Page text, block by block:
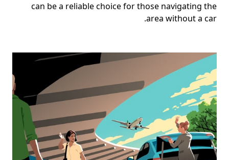
can be a reliable choice for those navigating the
area without a car.